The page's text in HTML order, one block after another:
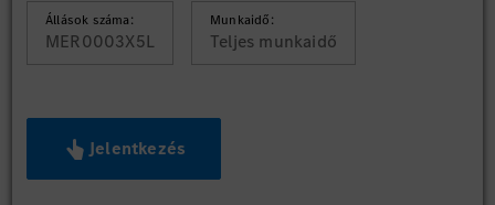
Állások száma:
MER0003X5L
Munkaidő:
Teljes munkaidő
Jelentkezés